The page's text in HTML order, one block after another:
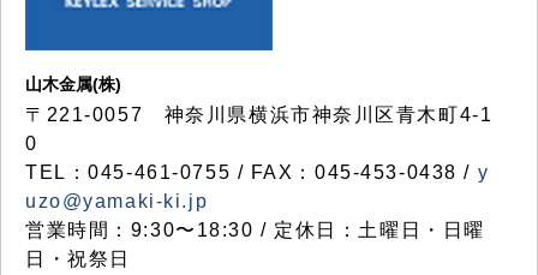
山木金属(株)
〒221-0057 神奈川県横浜市神奈川区青木町4-1
0
TEL：045-461-0755 / FAX：045-453-0438 / y
uzo@yamaki-ki.jp
営業時間：9:30〜18:30 / 定休日：土曜日・日曜
日・祝祭日